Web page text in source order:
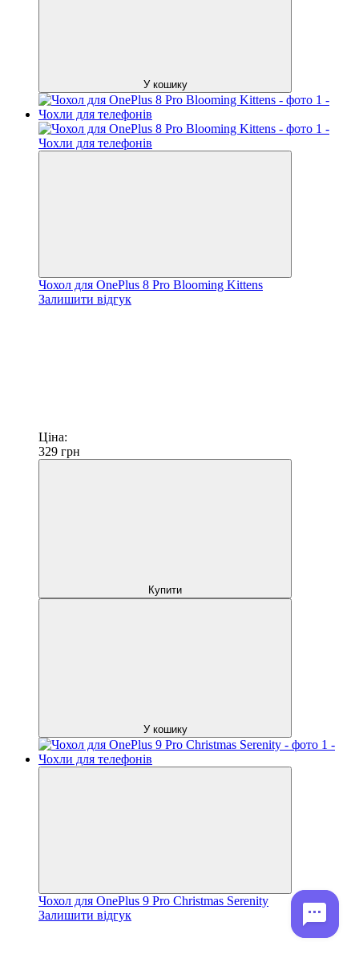
У кошику
Чохол для OnePlus 8 Pro Blooming Kittens
Залишити відгук
Ціна:
329 грн
Купити
У кошику
Чохол для OnePlus 9 Pro Christmas Serenity
Залишити відгук